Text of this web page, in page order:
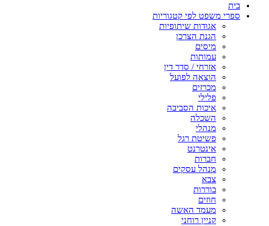
בית
ספרי משפט לפי קטגוריות
אגודות שיתופיות
הגנת הצרכן
מיסים
עמותות
אזרחי / סדר דין
הוצאה לפועל
מכרזים
פלילי
איכות הסביבה
השכלה
מנהלי
פשיטת רגל
אינטרנט
חברות
מנהל עסקים
צבא
בוררות
חוזים
מעמד האשה
קניין רוחני